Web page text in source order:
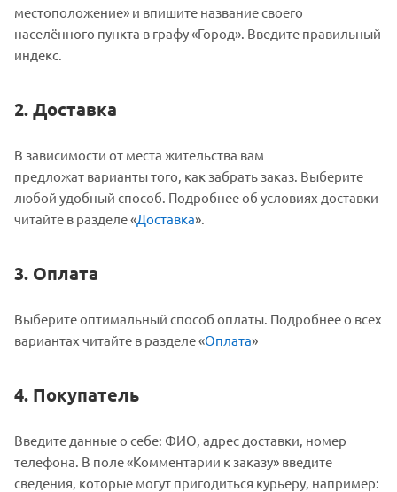
местоположение» и впишите название своего
населённого пункта в графу «Город». Введите правильный
индекс.
2. Доставка
В зависимости от места жительства вам
предложат варианты того, как забрать заказ. Выберите
любой удобный способ. Подробнее об условиях доставки
читайте в разделе «Доставка».
3. Оплата
Выберите оптимальный способ оплаты. Подробнее о всех
вариантах читайте в разделе «Оплата»
4. Покупатель
Введите данные о себе: ФИО, адрес доставки, номер
телефона. В поле «Комментарии к заказу» введите
сведения, которые могут пригодиться курьеру, например: